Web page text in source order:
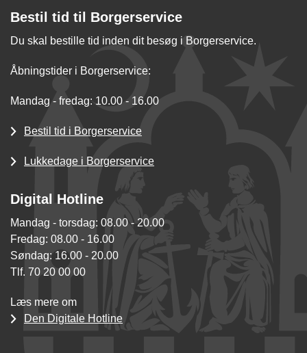
Bestil tid til Borgerservice
Du skal bestille tid inden dit besøg i Borgerservice.
Åbningstider i Borgerservice:
Mandag - fredag: 10.00 - 16.00
Bestil tid i Borgerservice
Lukkedage i Borgerservice
Digital Hotline
Mandag - torsdag: 08.00 - 20.00
Fredag: 08.00 - 16.00
Søndag: 16.00 - 20.00
Tlf. 70 20 00 00
Læs mere om
Den Digitale Hotline